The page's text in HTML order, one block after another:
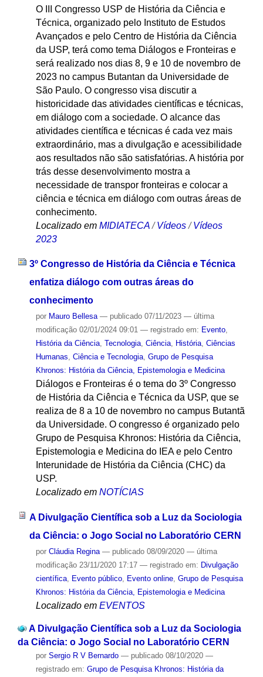
O III Congresso USP de História da Ciência e
Técnica, organizado pelo Instituto de Estudos
Avançados e pelo Centro de História da Ciência
da USP, terá como tema Diálogos e Fronteiras e
será realizado nos dias 8, 9 e 10 de novembro de
2023 no campus Butantan da Universidade de
São Paulo. O congresso visa discutir a
historicidade das atividades científicas e técnicas,
em diálogo com a sociedade. O alcance das
atividades científica e técnicas é cada vez mais
extraordinário, mas a divulgação e acessibilidade
aos resultados não são satisfatórias. A história por
trás desse desenvolvimento mostra a
necessidade de transpor fronteiras e colocar a
ciência e técnica em diálogo com outras áreas de
conhecimento.
Localizado em MIDIATECA /Vídeos /Vídeos
2023
3º Congresso de História da Ciência e Técnica
enfatiza diálogo com outras áreas do
conhecimento
por Mauro Bellesa — publicado07/11/2023 — última
modificação02/01/2024 09:01 — registrado em: Evento,
História da Ciência, Tecnologia, Ciência, História, Ciências
Humanas, Ciência e Tecnologia, Grupo de Pesquisa
Khronos: História da Ciência, Epistemologia e Medicina
Diálogos e Fronteiras é o tema do 3º Congresso
de História da Ciência e Técnica da USP, que se
realiza de 8 a 10 de novembro no campus Butantã
da Universidade. O congresso é organizado pelo
Grupo de Pesquisa Khronos: História da Ciência,
Epistemologia e Medicina do IEA e pelo Centro
Interunidade de História da Ciência (CHC) da
USP.
Localizado em NOTÍCIAS
A Divulgação Científica sob a Luz da Sociologia
da Ciência: o Jogo Social no Laboratório CERN
por Cláudia Regina — publicado08/09/2020 — última
modificação23/11/2020 17:17 — registrado em: Divulgação
científica, Evento público, Evento online, Grupo de Pesquisa
Khronos: História da Ciência, Epistemologia e Medicina
Localizado em EVENTOS
A Divulgação Científica sob a Luz da Sociologia
da Ciência: o Jogo Social no Laboratório CERN
por Sergio R V Bernardo — publicado08/10/2020 —
registrado em: Grupo de Pesquisa Khronos: História da